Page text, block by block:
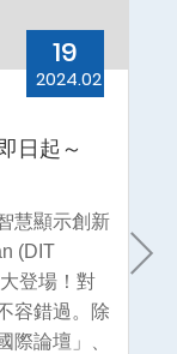
19
2024.02
日起～
慧顯示創新
(DIT
登場！對
容錯過。除
際論壇」、
表